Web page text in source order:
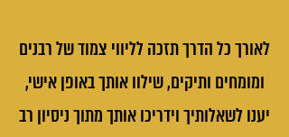
לאורך כל הדרך תזכה לליווי צמוד של רבנים
ומומחים ותיקים, שילוו אותך באופן אישי,
יענו לשאלותיך וידריכו אותך מתוך ניסיון רב